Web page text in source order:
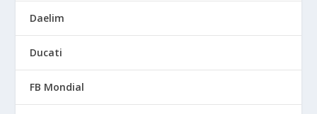
Daelim
Ducati
FB Mondial